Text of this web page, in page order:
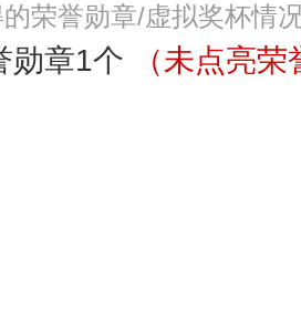
荣誉勋章/虚拟奖杯情
勋章1个 （未点亮